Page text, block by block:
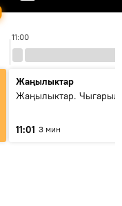
11:00
Жаңылыктар
Жаңылыктар.
11:01 3 мин